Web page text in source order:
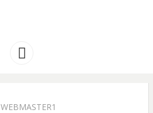
AMERIQUE
Menu
WEBMASTER1